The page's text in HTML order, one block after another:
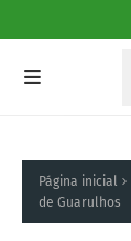
Página inicial
de Guarulhos